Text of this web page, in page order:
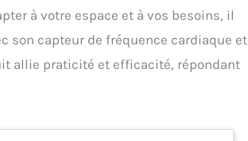
à votre espace et à vos besoins, il
son capteur de fréquence cardiaque et
allie praticité et efficacité, répondant